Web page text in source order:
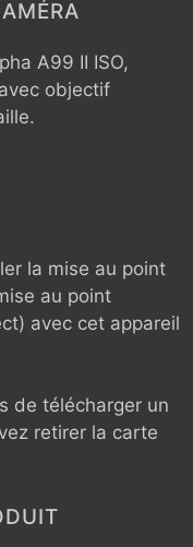
A99 II ISO,
objectif
la mise au point
au point
avec cet appareil
de télécharger un
retirer la carte